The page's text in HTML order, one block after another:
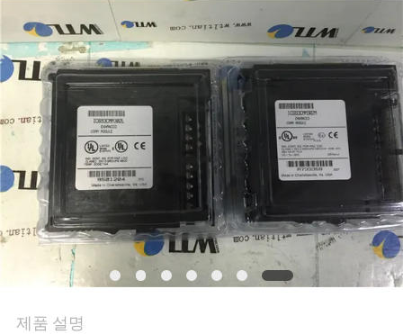
품
질
관
리
연
제품 설명